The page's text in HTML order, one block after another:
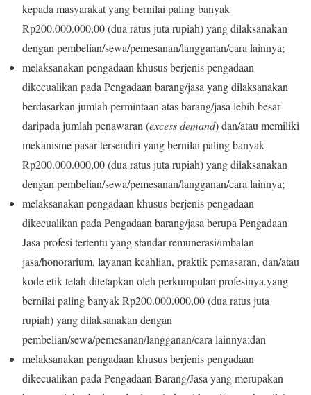
kepada masyarakat yang bernilai paling banyak
Rp200.000.000,00 (dua ratus juta rupiah) yang dilaksanakan
dengan pembelian/sewa/pemesanan/langganan/cara lainnya;
melaksanakan pengadaan khusus berjenis pengadaan
dikecualikan pada Pengadaan barang/jasa yang dilaksanakan
berdasarkan jumlah permintaan atas barang/jasa lebih besar
daripada jumlah penawaran (excess demand) dan/atau memiliki
mekanisme pasar tersendiri yang bernilai paling banyak
Rp200.000.000,00 (dua ratus juta rupiah) yang dilaksanakan
dengan pembelian/sewa/pemesanan/langganan/cara lainnya;
melaksanakan pengadaan khusus berjenis pengadaan
dikecualikan pada Pengadaan barang/jasa berupa Pengadaan
Jasa profesi tertentu yang standar remunerasi/imbalan
jasa/honorarium, layanan keahlian, praktik pemasaran, dan/atau
kode etik telah ditetapkan oleh perkumpulan profesinya.yang
bernilai paling banyak Rp200.000.000,00 (dua ratus juta
rupiah) yang dilaksanakan dengan
pembelian/sewa/pemesanan/langganan/cara lainnya;dan
melaksanakan pengadaan khusus berjenis pengadaan
dikecualikan pada Pengadaan Barang/Jasa yang merupakan